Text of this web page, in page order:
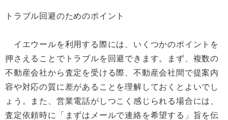
トラブル回避のためのポイント
イエウールを利用する際には、いくつかのポイントを
押さえることでトラブルを回避できます。まず、複数の
不動産会社から査定を受ける際、不動産会社間で提案内
容や対応の質に差があることを理解しておくとよいでし
ょう。また、営業電話がしつこく感じられる場合には、
査定依頼時に「まずはメールで連絡を希望する」旨を伝